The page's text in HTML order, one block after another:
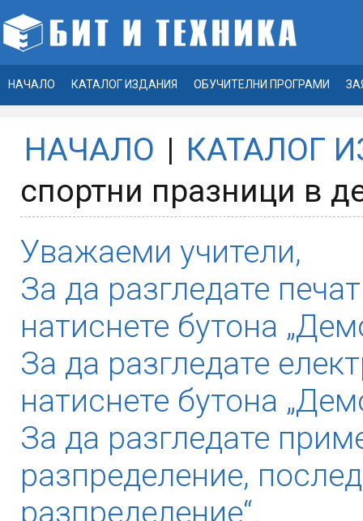
НАЧАЛО КАТАЛОГ ИЗДАНИЯ ОБУЧИТЕЛНИ ПРОГРАМИ
НАЧАЛО | КАТАЛОГ
спортни празници в
Уважаеми учители,
За да разгледате
натиснете бутона
За да разгледате
натиснете бутона
За да разгледате
разпределение,
разпределение“.